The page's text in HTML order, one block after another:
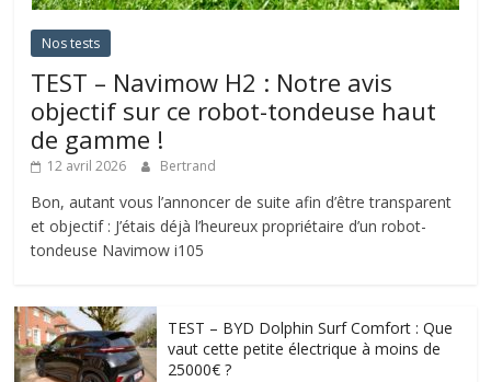
Nos tests
TEST – Navimow H2 : Notre avis
objectif sur ce robot-tondeuse haut
de gamme !
12 avril 2026 Bertrand
Bon, autant vous l’annoncer de suite afin d’être transparent
et objectif : J’étais déjà l’heureux propriétaire d’un robot-
tondeuse Navimow i105
TEST – BYD Dolphin Surf Comfort : Que
vaut cette petite électrique à moins de
25000€ ?